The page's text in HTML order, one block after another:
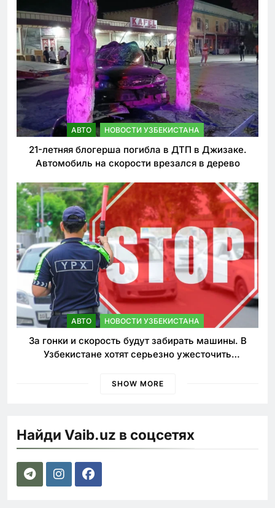
АВТО НОВОСТИ УЗБЕКИСТАНА
21-летняя блогерша погибла в ДТП в Джизаке.
Автомобиль на скорости врезался в дерево
АВТО НОВОСТИ УЗБЕКИСТАНА
За гонки и скорость будут забирать машины. В
Узбекистане хотят серьезно ужесточить
SHOW MORE
Найди Vaib.uz в соцсетях